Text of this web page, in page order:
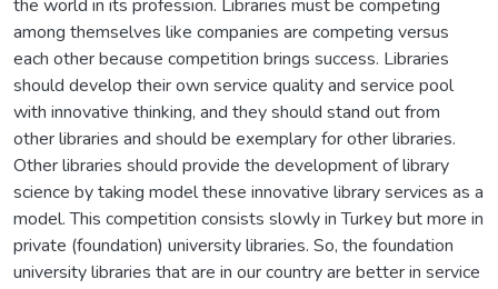
the world in its profession. Libraries must be competing
among themselves like companies are competing versus
each other because competition brings success. Libraries
should develop their own service quality and service pool
with innovative thinking, and they should stand out from
other libraries and should be exemplary for other libraries.
Other libraries should provide the development of library
science by taking model these innovative library services as a
model. This competition consists slowly in Turkey but more in
private (foundation) university libraries. So, the foundation
university libraries that are in our country are better in service